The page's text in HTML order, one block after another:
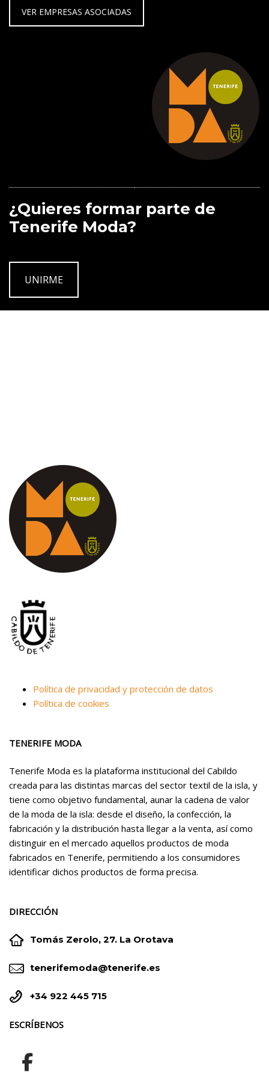
VER EMPRESAS ASOCIADAS
¿Quieres formar parte de
Tenerife Moda?
UNIRME
Política de privacidad y protección de datos
Política de cookies
TENERIFE MODA
Tenerife Moda es la plataforma institucional del Cabildo
creada para las distintas marcas del sector textil de la isla, y
tiene como objetivo fundamental, aunar la cadena de valor
de la moda de la isla: desde el diseño, la confección, la
fabricación y la distribución hasta llegar a la venta, así como
distinguir en el mercado aquellos productos de moda
fabricados en Tenerife, permitiendo a los consumidores
identificar dichos productos de forma precisa.
DIRECCIÓN

 Tomás Zerolo, 27. La Orotava

 tenerifemoda@tenerife.es

 +34 922 445 715
ESCRÍBENOS